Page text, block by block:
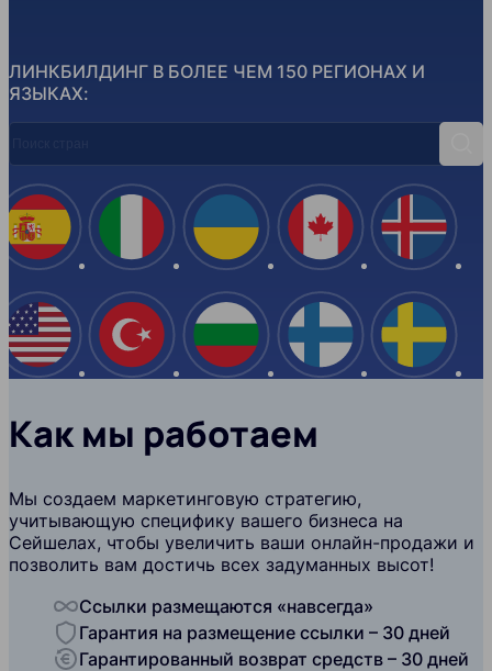
ЛИНКБИЛДИНГ В БОЛЕЕ ЧЕМ 150 РЕГИОНАХ И
ЯЗЫКАХ:
Испания
США
Италия
Турция
Украина
Болгария
Канада
Финляндия
Как мы работаем
Мы создаем маркетинговую стратегию,
учитывающую специфику вашего бизнеса на
Сейшелах, чтобы увеличить ваши онлайн-продажи и
позволить вам достичь всех задуманных высот!
Ссылки размещаются «навсегда»
Гарантия на размещение ссылки – 30 дней
Гарантированный возврат средств – 30 дней